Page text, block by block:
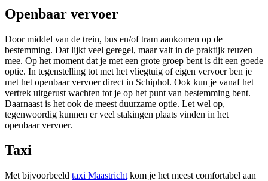
Openbaar vervoer
Door middel van de trein, bus en/of tram aankomen op de
bestemming. Dat lijkt veel geregel, maar valt in de praktijk reuzen
mee. Op het moment dat je met een grote groep bent is dit een goede
optie. In tegenstelling tot met het vliegtuig of eigen vervoer ben je
met het openbaar vervoer direct in Schiphol. Ook kun je vanaf het
vertrek uitgerust wachten tot je op het punt van bestemming bent.
Daarnaast is het ook de meest duurzame optie. Let wel op,
tegenwoordig kunnen er veel stakingen plaats vinden in het
openbaar vervoer.
Taxi
Met bijvoorbeeld taxi Maastricht kom je het meest comfortabel aan